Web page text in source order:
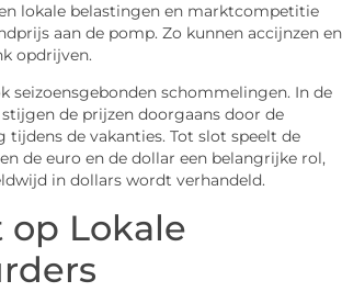
lokale belastingen en marktcompetitie
aan de pomp. Zo kunnen accijnzen en
opdrijven.
seizoensgebonden schommelingen. In de
de prijzen doorgaans door de
tijdens de vakanties. Tot slot speelt de
de euro en de dollar een belangrijke rol,
in dollars wordt verhandeld.
op Lokale